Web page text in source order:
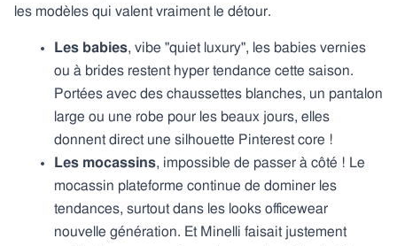
les modèles qui valent vraiment le détour.
Les babies, vibe "quiet luxury", les babies vernies
ou à brides restent hyper tendance cette saison.
Portées avec des chaussettes blanches, un pantalon
large ou une robe pour les beaux jours, elles
donnent direct une silhouette Pinterest core !
Les mocassins, impossible de passer à côté ! Le
mocassin plateforme continue de dominer les
tendances, surtout dans les looks officewear
nouvelle génération. Et Minelli faisait justement